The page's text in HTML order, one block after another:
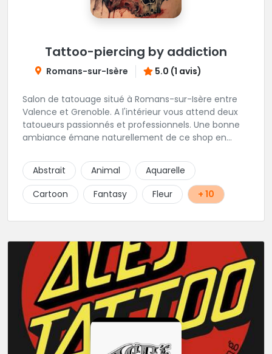
Tattoo-piercing by addiction
Romans-sur-Isère 5.0 (1 avis)
Salon de tatouage situé à Romans-sur-Isère entre
Valence et Grenoble. A l'intérieur vous attend deux
tatoueurs passionnés et professionnels. Une bonne
ambiance émane naturellement de ce shop en
Abstrait
Animal
Aquarelle
Cartoon
Fantasy Fleur + 10